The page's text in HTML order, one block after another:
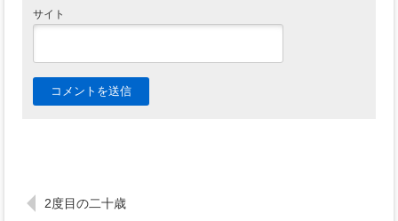
サイト
2度目の二十歳